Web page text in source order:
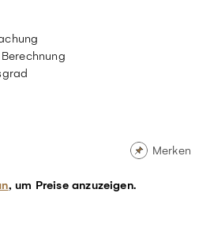
Merken
, um Preise anzuzeigen.